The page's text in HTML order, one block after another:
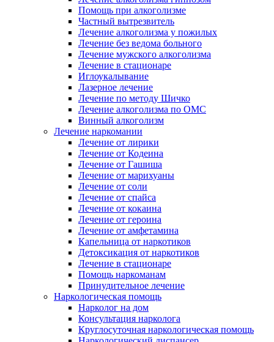
Помощь при алкоголизме
Частный вытрезвитель
Лечение алкоголизма у пожилых
Лечение без ведома больного
Лечение мужского алкоголизма
Лечение в стационаре
Иглоукалывание
Лазерное лечение
Лечение по методу Шичко
Лечение алкоголизма по ОМС
Винный алкоголизм
Лечение наркомании
Лечение от лирики
Лечение от Кодеина
Лечение от Гашиша
Лечение от марихуаны
Лечение от соли
Лечение от спайса
Лечение от кокаина
Лечение от героина
Лечение от амфетамина
Капельница от наркотиков
Детоксикация от наркотиков
Лечение в стационаре
Помощь наркоманам
Принудительное лечение
Наркологическая помощь
Нарколог на дом
Консультация нарколога
Круглосуточная наркологическая помощь